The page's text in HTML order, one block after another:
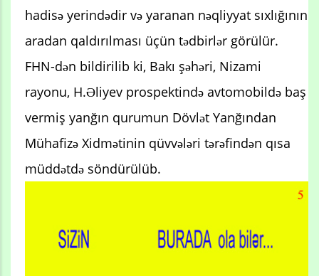
hadisə yerindədir və yaranan nəqliyyat sıxlığının
aradan qaldırılması üçün tədbirlər görülür.
FHN-dən bildirilib ki, Bakı şəhəri, Nizami
rayonu, H.Əliyev prospektində avtomobildə baş
vermiş yanğın qurumun Dövlət Yanğından
Mühafizə Xidmətinin qüvvələri tərəfindən qısa
müddətdə söndürülüb.